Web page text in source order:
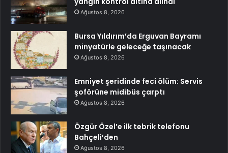
Ağustos 8, 2026
Bursa Yıldırım’da Erguvan Bayramı
minyatürle geleceğe taşınacak
Ağustos 8, 2026
Emniyet şeridinde feci ölüm: Servis
şoförüne midibüs çarptı
Ağustos 8, 2026
Özgür Özel’e ilk tebrik telefonu
Bahçeli’den
Ağustos 8, 2026